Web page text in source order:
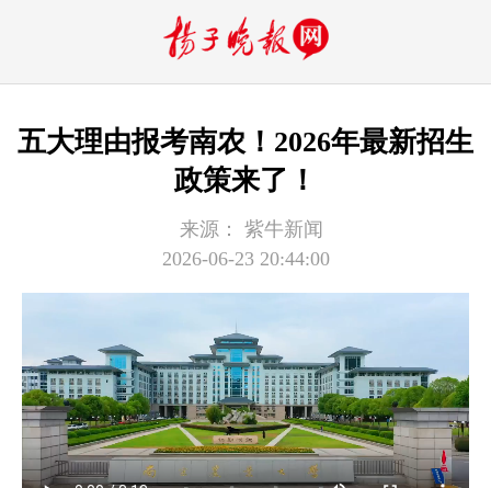
五大理由报考南农！2026年最新招生
政策来了！
来源：
紫牛新闻
2026-06-23 20:44:00